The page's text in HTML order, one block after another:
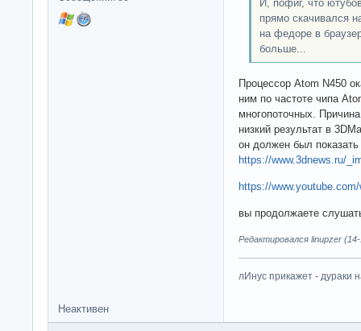
И, пофиг, что
прямо скачивался
на федоре в
больше...
Процессор Atom N450
ним по частоте чипа
многопоточных.
низкий результат в
он должен был
https://www.3dnews.ru/
https://
вы продолжаете
Редактировался linupzer
лИнус прикажет - дураки
Неактивен